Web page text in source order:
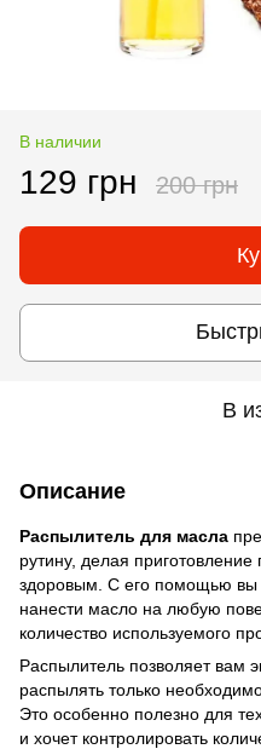
В наличии
129 грн 200 грн
В
Описание
Распылитель для масла
рутину, делая
здоровым. С его помощью вы
нанести масло на любую
количество используемого
Распылитель позволяет вам
распылять только
Это особенно полезно для
и хочет контролировать